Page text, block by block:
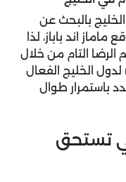
بالبحث عن
اند باباز، لذا
الرضا التام من خلال
لدول الخليج الفعال
باستمرار طوال
تستحق